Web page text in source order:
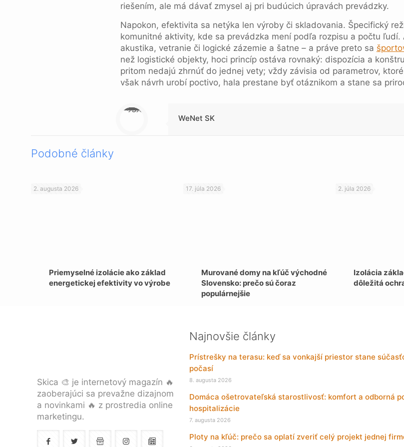
riešením, ale má dávať zmysel aj pri budúcich úpravách prevádzky.
Napokon, efektivita sa netýka len výroby či skladovania. Špecifický
komunitné aktivity, kde sa prevádzka mení podľa rozpisu a počtu
akustika, vetranie či logické zázemie a šatne – a práve preto sa
než logistické objekty, hoci princíp ostáva rovnaký: dispozícia a
pritom nedajú zhrnúť do jednej vety; vždy závisia od parametrov,
však návrh urobí poctivo, hala prestane byť otáznikom a stane sa
Warning
: Trying to access array offset on null in
/data/1/4/149a9a91-3acc-4306-8eec-62104a76cbc2/skica.online/web/wp-content/themes/betheme-child/includes/content-single.php
on line
286
WeNet SK
Podobné články
2. augusta 2026
Priemyselné izolácie ako základ
energetickej efektivity vo výrobe
17. júla 2026
Murované domy na kľúč východné
Slovensko: prečo sú čoraz
populárnejšie
2. júla 2026
Izolácia
dôležitá
Skica 🎨 je internetový magazín 🔥
zaoberajúci sa prevažne dizajnom
a novinkami 🔥 z prostredia online
marketingu.
Najnovšie články
Prístrešky na terasu: keď sa vonkajší priestor stane
počasí
8. augusta 2026
Domáca ošetrovateľská starostlivosť: komfort a odborná
hospitalizácie
7. augusta 2026
Ploty na kľúč: prečo sa oplatí zveriť celý projekt jednej